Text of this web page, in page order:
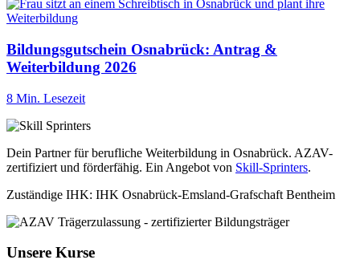
Bildungsgutschein Osnabrück: Antrag &
Weiterbildung 2026
8 Min. Lesezeit
Dein Partner für berufliche Weiterbildung in Osnabrück. AZAV-
zertifiziert und förderfähig. Ein Angebot von Skill-Sprinters.
Zuständige IHK: IHK Osnabrück-Emsland-Grafschaft Bentheim
Unsere Kurse